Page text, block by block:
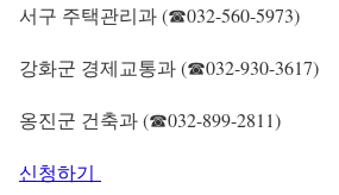
서구 주택관리과 (☎032-560-5973)
강화군 경제교통과 (☎032-930-3617)
옹진군 건축과 (☎032-899-2811)
신청하기